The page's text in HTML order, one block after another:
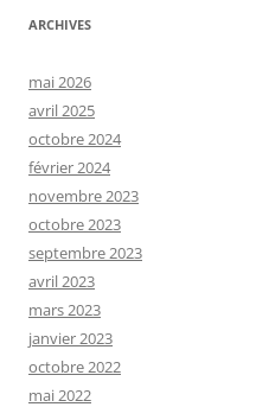
ARCHIVES
mai 2026
avril 2025
octobre 2024
février 2024
novembre 2023
octobre 2023
septembre 2023
avril 2023
mars 2023
janvier 2023
octobre 2022
mai 2022